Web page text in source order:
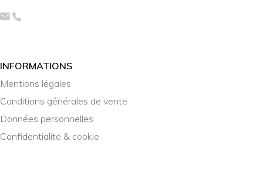
INFORMATIONS
Mentions légales
Conditions générales de vente
Données personnelles
Confidentialité & cookie